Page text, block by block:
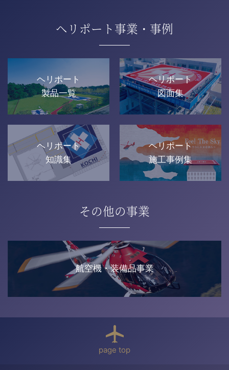
ヘリポート事業・事例
ヘリポート
製品一覧
ヘリポート
図面集
ヘリポート
知識集
ヘリポート
施工事例集
その他の事業
航空機・装備品事業
page top